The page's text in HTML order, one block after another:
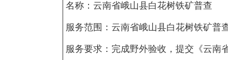
名称：云南省峨山县白花树铁矿普查
服务范围：云南省峨山县白花树铁矿普
服务要求：完成野外验收，提交《云南